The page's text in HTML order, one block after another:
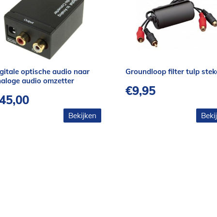
optische audio naar
audio omzetter
Bekijken
Groundloop filter tulp
€9,95